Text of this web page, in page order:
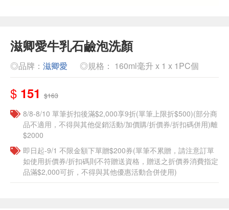
滋卿愛牛乳石鹼泡洗顏
◎品牌： 滋卿愛 ◎規格： 160ml毫升 x 1 x 1PC個
$ 151 $163
8/8-8/10 單筆折扣後滿$2,000享9折(單筆上限折$500)(部分商
品不適用，不得與其他促銷活動/加價購/折價券/折扣碼併用)離
$2000
即日起-9/1 不限金額下單贈$200券(單筆不累贈，請注意訂單
如使用折價券/折扣碼則不符贈送資格，贈送之折價券消費指定
品滿$2,000可折，不得與其他優惠活動合併使用)